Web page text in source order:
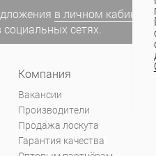
в личном кабинете
сетях.
Компания
Вакансии
Производители
Продажа лоскута
Гарантия качества